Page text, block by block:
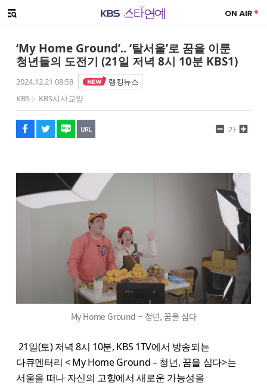
메뉴 열기
‘My Home Ground’.. ‘탈서울’로 꿈을 이룬
청년들의 도전기 (21일 저녁 8시 10분 KBS1)
2024.12.21 08:58
랭킹뉴스
KBS
KBS시사교양
페이스북
트위터
네이버
URL복사
글씨 작게보기
가
글씨 크게보기
My Home Ground – 청년, 꿈을 심다
21일(토) 저녁 8시 10분, KBS 1TV에서 방송되는
다큐멘터리 < My Home Ground – 청년, 꿈을 심다>는
서울을 떠나 자신의 고향에서 새로운 가능성을